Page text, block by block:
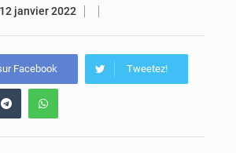
12 janvier 2022
Facebook Tweetez!